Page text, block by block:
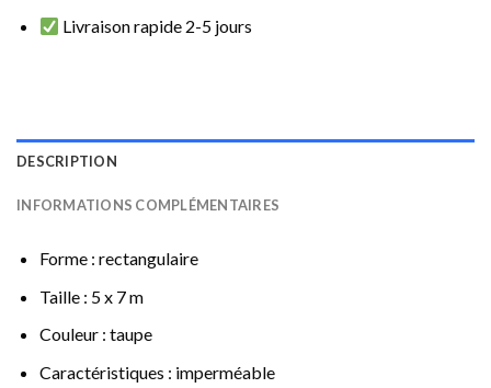
Livraison rapide 2-5 jours
DESCRIPTION
INFORMATIONS COMPLÉMENTAIRES
Forme : rectangulaire
Taille : 5 x 7 m
Couleur : taupe
Caractéristiques : imperméable